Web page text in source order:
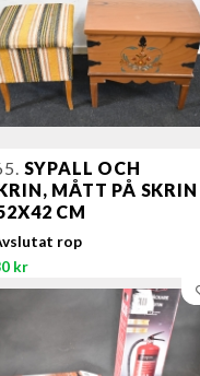
SYPALL OCH
MÅTT PÅ SKRIN
CM
rop
kr